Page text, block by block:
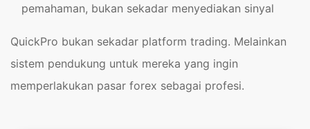
pemahaman, bukan sekadar menyediakan sinyal
QuickPro bukan sekadar platform trading. Melainkan
sistem pendukung untuk mereka yang ingin
memperlakukan pasar forex sebagai profesi.